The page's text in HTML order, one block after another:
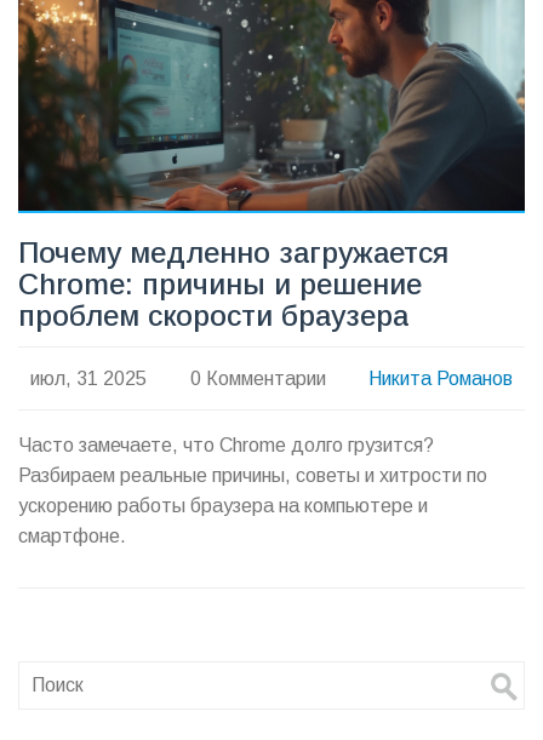
Почему медленно загружается
Chrome: причины и решение
проблем скорости браузера
июл, 31 2025 0 Комментарии Никита Романов
Часто замечаете, что Chrome долго грузится?
Разбираем реальные причины, советы и хитрости по
ускорению работы браузера на компьютере и
смартфоне.